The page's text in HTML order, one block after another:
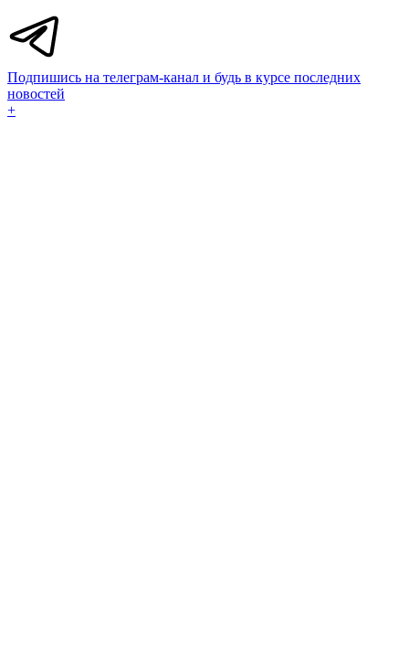
Подпишись на телеграм-канал и будь в курсе последних
новостей
+